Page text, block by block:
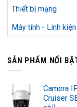
Thiết bị mạng
Máy tính - Linh kiện
SẢN PHẨM NỔI
Camera
Cruiser